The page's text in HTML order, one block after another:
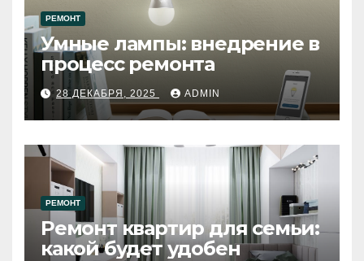
РЕМОНТ
Умные лампы: внедрение в
процесс ремонта
28 ДЕКАБРЯ, 2025 ADMIN
РЕМОНТ
Ремонт квартир для семьи:
какой будет удобен